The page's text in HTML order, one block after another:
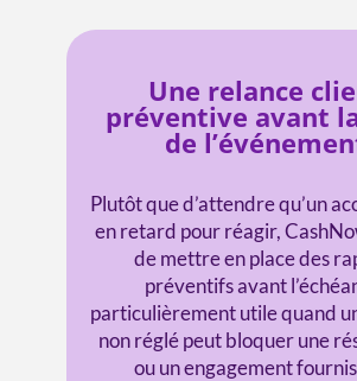
Une relance
préventive avant
de
Plutôt que d’attendre qu’un
en retard pour réagir,
de mettre en place des
préventifs avant
particulièrement utile quand
non réglé peut bloquer une
ou un engagement